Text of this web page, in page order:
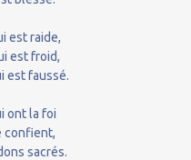
est raide,
est froid,
est faussé.
ont la foi
confient,
sacrés.